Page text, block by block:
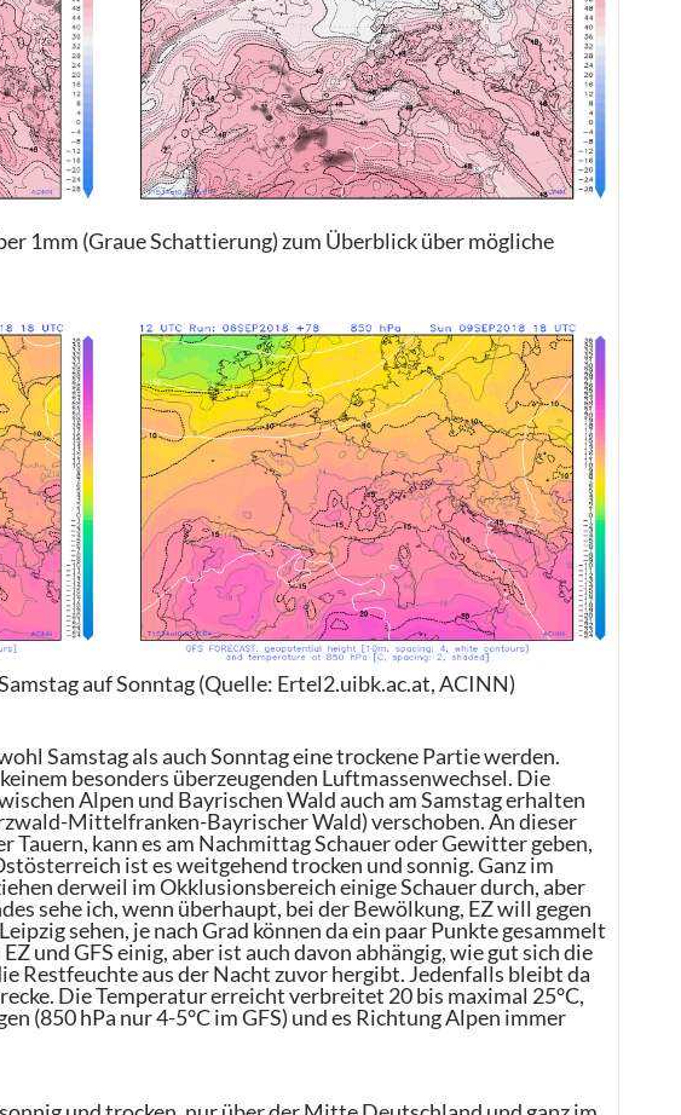
1mm (Graue Schattierung) zum Überblick über mögliche
auf Sonntag (Quelle: Ertel2.uibk.ac.at, ACINN)
Samstag als auch Sonntag eine trockene Partie werden.
besonders überzeugenden Luftmassenwechsel. Die
Alpen und Bayrischen Wald auch am Samstag erhalten
Mittelfranken-Bayrischer Wald) verschoben. An dieser
Tauern, kann es am Nachmittag Schauer oder Gewitter geben,
ist es weitgehend trocken und sonnig. Ganz im
derweil im Okklusionsbereich einige Schauer durch, aber
sehe ich, wenn überhaupt, bei der Bewölkung, EZ will gegen
sehen, je nach Grad können da ein paar Punkte gesammelt
und GFS einig, aber ist auch davon abhängig, wie gut sich die
Restfeuchte aus der Nacht zuvor hergibt. Jedenfalls bleibt da
Die Temperatur erreicht verbreitet 20 bis maximal 25°C,
(850 hPa nur 4-5°C im GFS) und es Richtung Alpen immer